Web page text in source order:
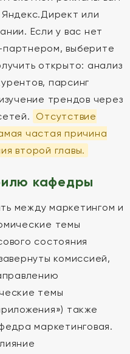
или
Если у вас нет
выберите
открыто: анализ
парсинг
трендов через
Отсутствие
частая причина
второй главы.
кафедры
между маркетингом и
темы
состояния
комиссией,
темы
также
маркетинговая.